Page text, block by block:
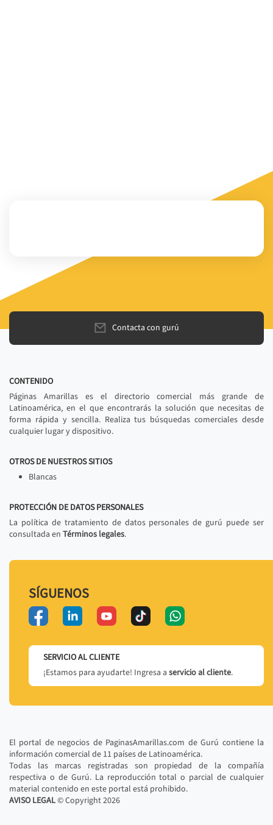
Contacta con gurú
CONTENIDO
Páginas Amarillas es el directorio comercial más grande de
Latinoamérica, en el que encontrarás la solución que necesitas de
forma rápida y sencilla. Realiza tus búsquedas comerciales desde
cualquier lugar y dispositivo.
OTROS DE NUESTROS SITIOS
Blancas
PROTECCIÓN DE DATOS PERSONALES
La política de tratamiento de datos personales de gurú puede ser
consultada en Términos legales.
SÍGUENOS
SERVICIO AL CLIENTE
¡Estamos para ayudarte! Ingresa a servicio al cliente.
El portal de negocios de PaginasAmarillas.com de Gurú contiene la
información comercial de 11 países de Latinoamérica.
Todas las marcas registradas son propiedad de la compañía
respectiva o de Gurú. La reproducción total o parcial de cualquier
material contenido en este portal está prohibido.
AVISO LEGAL© Copyright2026